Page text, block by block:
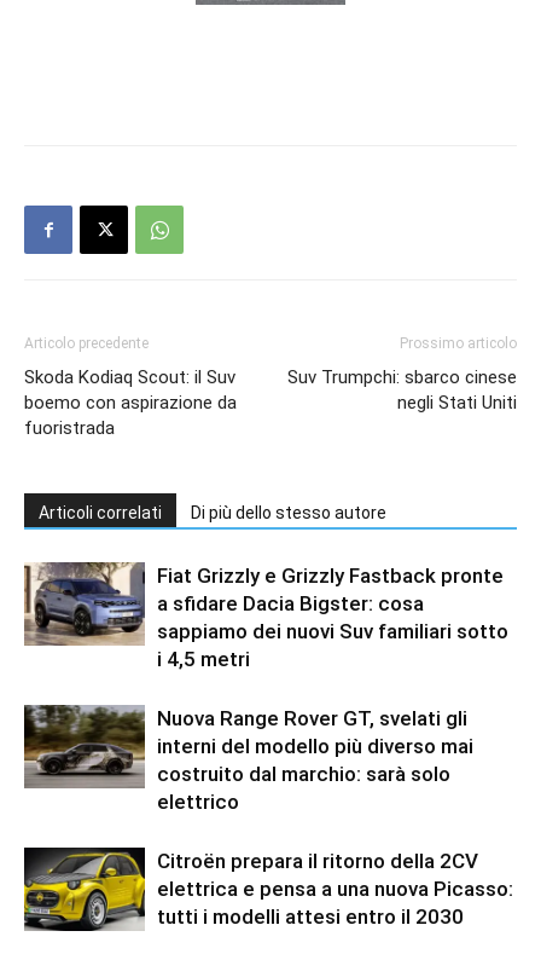
Articolo precedente
Skoda Kodiaq Scout: il Suv
boemo con aspirazione da
fuoristrada
Prossimo articolo
Suv Trumpchi: sbarco cinese
negli Stati Uniti
Articoli correlati Di più dello stesso autore
Fiat Grizzly e Grizzly Fastback pronte
a sfidare Dacia Bigster: cosa
sappiamo dei nuovi Suv familiari sotto
i 4,5 metri
Nuova Range Rover GT, svelati gli
interni del modello più diverso mai
costruito dal marchio: sarà solo
elettrico
Citroën prepara il ritorno della 2CV
elettrica e pensa a una nuova Picasso:
tutti i modelli attesi entro il 2030